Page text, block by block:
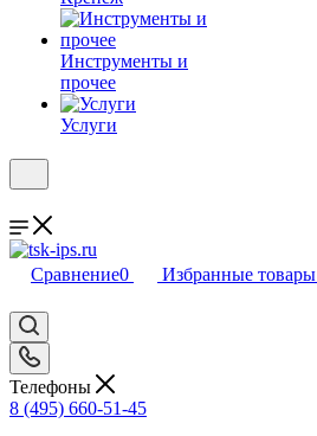
Инструменты и
прочее
Услуги
Сравнение0 Избранные товары
Телефоны
8 (495) 660-51-45